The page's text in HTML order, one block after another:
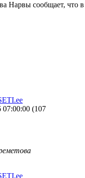
Нарвы сообщает,
07:00:00 (107